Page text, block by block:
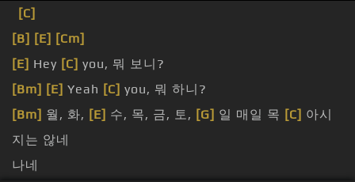
[C]
[B] [E] [Cm]
[E] Hey [C] you, 뭐 보니?
[Bm] [E] Yeah [C] you, 뭐 하니?
[Bm] 월, 화, [E] 수, 목, 금, 토, [G] 일 매일 목 [C] 아시
지는 않네
나네